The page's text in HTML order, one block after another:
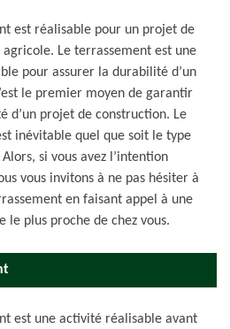
est réalisable pour un projet de
Le terrassement est une
pour assurer la durabilité d’un
le premier moyen de garantir
d’un projet de construction. Le
inévitable quel que soit le type
si vous avez l’intention
vous invitons à ne pas hésiter à
en faisant appel à une
le plus proche de chez vous.
est une activité réalisable avant